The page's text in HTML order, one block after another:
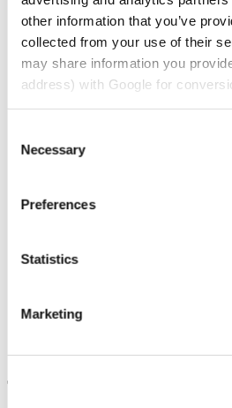
other information that you’ve
collected from your use of their
may share information you
address) with Google for
Selection
Necessary
Preferences
Statistics
Marketing
Stalon X108
Garmin Alpha 200i
Beretta 4-way stretch
Jaktia